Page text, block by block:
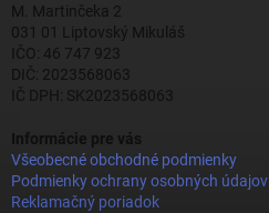
M. Martinčeka 2
031 01 Liptovský Mikuláš
IČO: 46 747 923
DIČ: 2023568063
IČ DPH: SK2023568063
Informácie pre vás
Všeobecné obchodné podmienky
Podmienky ochrany osobných údajov
Reklamačný poriadok